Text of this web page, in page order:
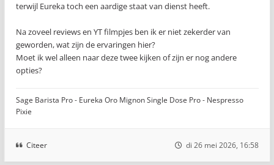
terwijl Eureka toch een aardige staat van dienst heeft.
Na zoveel reviews en YT filmpjes ben ik er niet zekerder van
geworden, wat zijn de ervaringen hier?
Moet ik wel alleen naar deze twee kijken of zijn er nog andere
opties?
Sage Barista Pro - Eureka Oro Mignon Single Dose Pro - Nespresso
Pixie
Citeer di 26 mei 2026, 16:58